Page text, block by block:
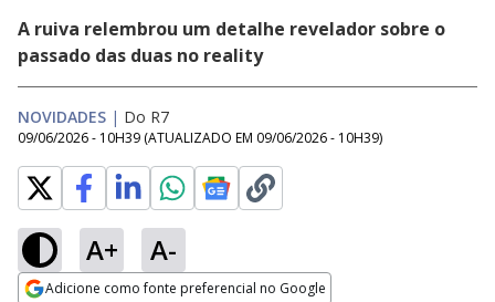
A ruiva relembrou um detalhe revelador sobre o
passado das duas no reality
NOVIDADES | Do R7
09/06/2026 - 10H39 (ATUALIZADO EM 09/06/2026 - 10H39)
A+ A-
Adicione como fonte preferencial no Google